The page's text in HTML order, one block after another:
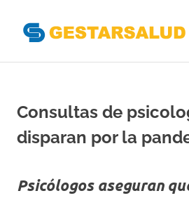
del
Aseguramiento
de
Consultas de
disparan por la
Psicólogos aseguran